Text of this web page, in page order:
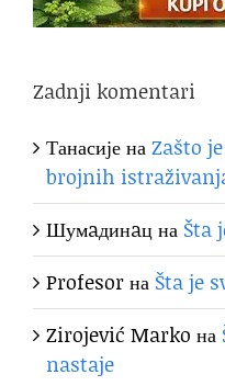
Zadnji komentari
ТанасијенаZašto
brojnih
Шумaдинaцна Šta
Profesorна Šta je
Zirojević Marko на
nastaje